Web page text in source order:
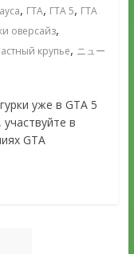
, ГТА, ГТА 5, ГТА
оверсайз,
крупье, ニュー
уже в GTA 5
в
GTA